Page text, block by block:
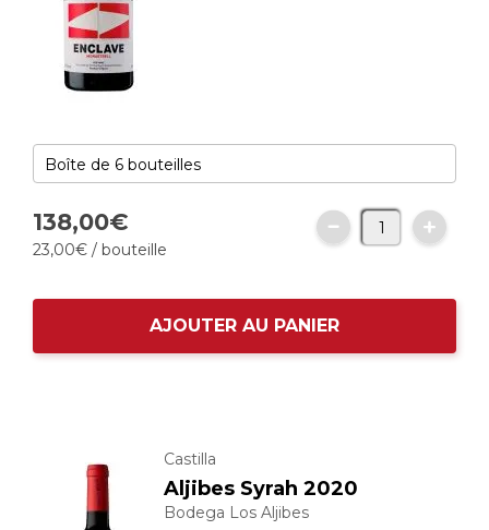
138,00€
23,00€ / bouteille
AJOUTER AU PANIER
Castilla
Aljibes Syrah 2020
Bodega Los Aljibes